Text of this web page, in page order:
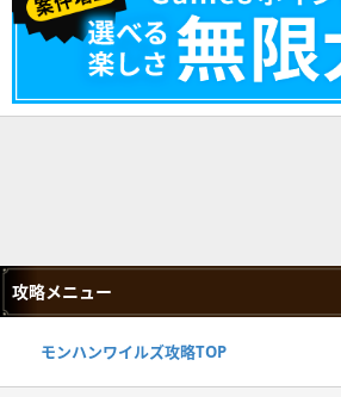
攻略メニュー
モンハンワイルズ攻略TOP